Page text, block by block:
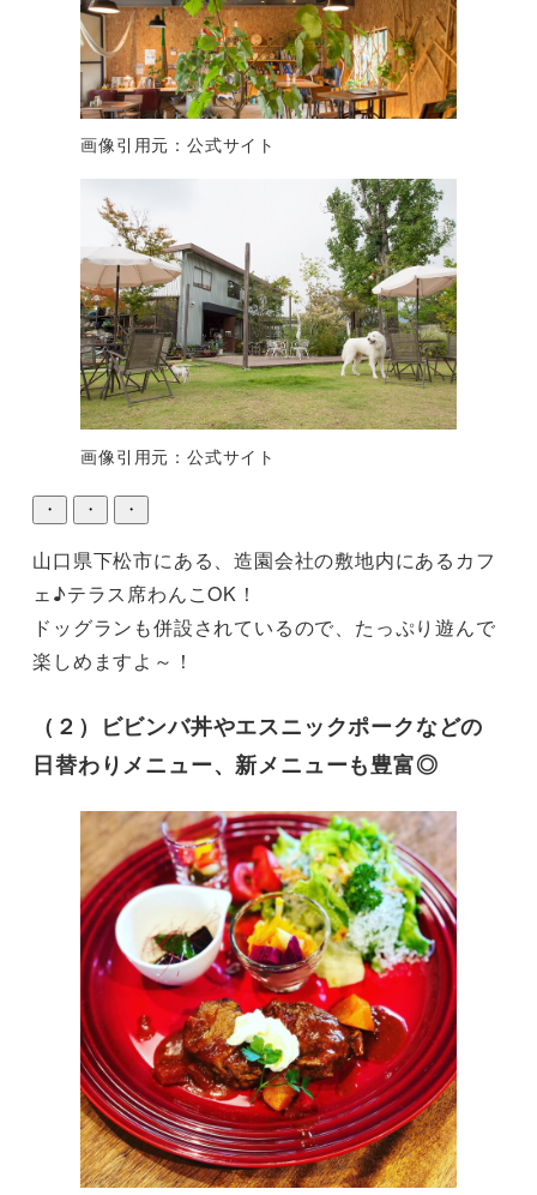
画像引用元：公式サイト
画像引用元：公式サイト
・ ・ ・
山口県下松市にある、造園会社の敷地内にあるカフ
ェ♪テラス席わんこOK！
ドッグランも併設されているので、たっぷり遊んで
楽しめますよ～！
（２）ビビンバ丼やエスニックポークなどの
日替わりメニュー、新メニューも豊富◎